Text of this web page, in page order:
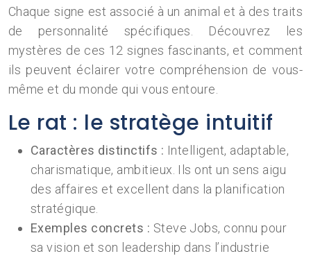
Chaque signe est associé à un animal et à des traits
de personnalité spécifiques. Découvrez les
mystères de ces 12 signes fascinants, et comment
ils peuvent éclairer votre compréhension de vous-
même et du monde qui vous entoure.
Le rat : le stratège intuitif
Caractères distinctifs : Intelligent, adaptable,
charismatique, ambitieux. Ils ont un sens aigu
des affaires et excellent dans la planification
stratégique.
Exemples concrets : Steve Jobs, connu pour
sa vision et son leadership dans l’industrie